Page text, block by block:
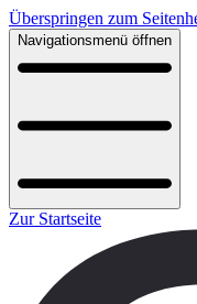
Überspringen zum
Navigationsmenü öffnen
Zur Startseite